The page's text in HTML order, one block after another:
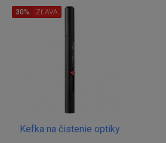
Kefka na čistenie optiky
30% ZĽAVA